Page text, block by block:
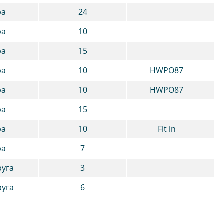
24
10
15
10
HWPO87
10
HWPO87
15
10
Fit in
7
3
6